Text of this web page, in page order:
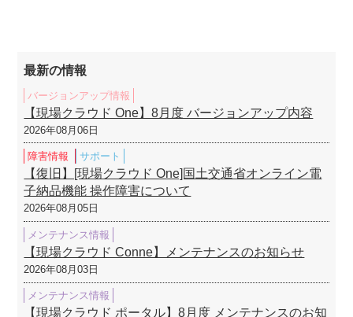
最新の情報
バージョンアップ情報
【現場クラウド One】8月度 バージョンアップ内容
2026年08月06日
障害情報 サポート
【復旧】[現場クラウド One]国土交通省オンライン電
子納品機能 操作障害について
2026年08月05日
メンテナンス情報
【現場クラウド Conne】メンテナンスのお知らせ
2026年08月03日
メンテナンス情報
【現場クラウド ポータル】8月度 メンテナンスのお知